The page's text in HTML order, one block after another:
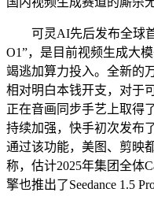
可灵AI先后发布全球首
O1”，是目前视频生成大
竭逃加算力投入。全新的
相对明白本钱开支，对于
正在音画同步手艺上取得
持续加强，快手初次发布
通过该功能，美图、剪映
称，估计2025年集团全体
擎也推出了Seedance 1.5